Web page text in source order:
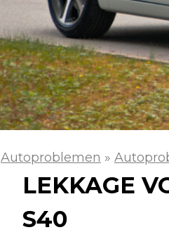
Autoproblemen »
LEKKAGE
S40